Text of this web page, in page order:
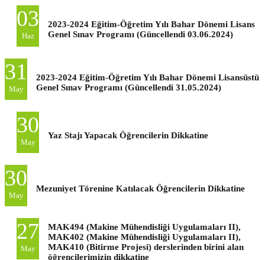
03
Haz
2023-2024 Eğitim-Öğretim Yılı Bahar Dönemi Lisans
Genel Sınav Programı (Güncellendi 03.06.2024)
31
May
2023-2024 Eğitim-Öğretim Yılı Bahar Dönemi Lisansüstü
Genel Sınav Programı (Güncellendi 31.05.2024)
30
May
Yaz Stajı Yapacak Öğrencilerin Dikkatine
30
May
Mezuniyet Törenine Katılacak Öğrencilerin Dikkatine
27
May
MAK494 (Makine Mühendisliği Uygulamaları II),
MAK402 (Makine Mühendisliği Uygulamaları II),
MAK410 (Bitirme Projesi) derslerinden birini alan
öğrencilerimizin dikkatine